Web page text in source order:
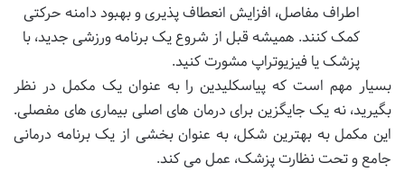
اطراف مفاصل، افزایش انعطاف پذیری و بهبود دامنه حرکتی
کمک کنند. همیشه قبل از شروع یک برنامه ورزشی جدید، با
پزشک یا فیزیوتراپ مشورت کنید.
بسیار مهم است که پیاسکلیدین را به عنوان یک مکمل در نظر
بگیرید، نه یک جایگزین برای درمان های اصلی بیماری های مفصلی.
این مکمل به بهترین شکل، به عنوان بخشی از یک برنامه درمانی
جامع و تحت نظارت پزشک، عمل می کند.